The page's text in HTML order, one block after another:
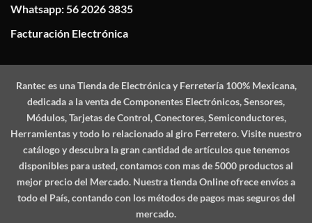
Whatsapp: 56 2026 3835
Facturación Electrónica
Ranteces una Tienda de Electrónica y Ferretería 100% Mexicana,
dedicada a la venta de Componentes Electrónicos, Sensores,
Módulos, Tarjetas de Control, Conectores, Semiconductores,
Herramientas y todo lo relacionado al giro Ferretero. Visite nuestro
catálogo y descubra la gran cantidad de artículos que tenemos
disponibles para usted, contamos con mas de 5000 productos al
mejor precio del Mercado. Nuestra tienda Online ofrece envíos a
todo el País, contando con los métodos de pagos mas seguros del
mercado.